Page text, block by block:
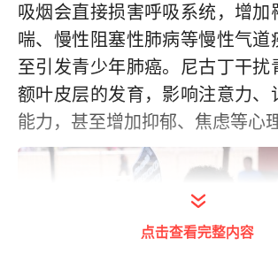
吸烟会直接损害呼吸系统，增加
喘、慢性阻塞性肺病等慢性气道
至引发青少年肺癌。尼古丁干扰
额叶皮层的发育，影响注意力、
能力，甚至增加抑郁、焦虑等心
点击查看完整内容